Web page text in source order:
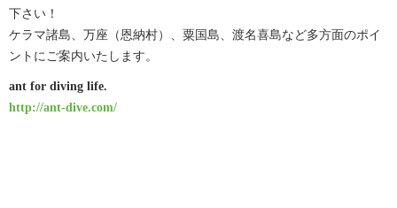
下さい！
ケラマ諸島、万座（恩納村）、粟国島、渡名喜島など多方面のポイ
ントにご案内いたします。
ant for diving life.
http://ant-dive.com/